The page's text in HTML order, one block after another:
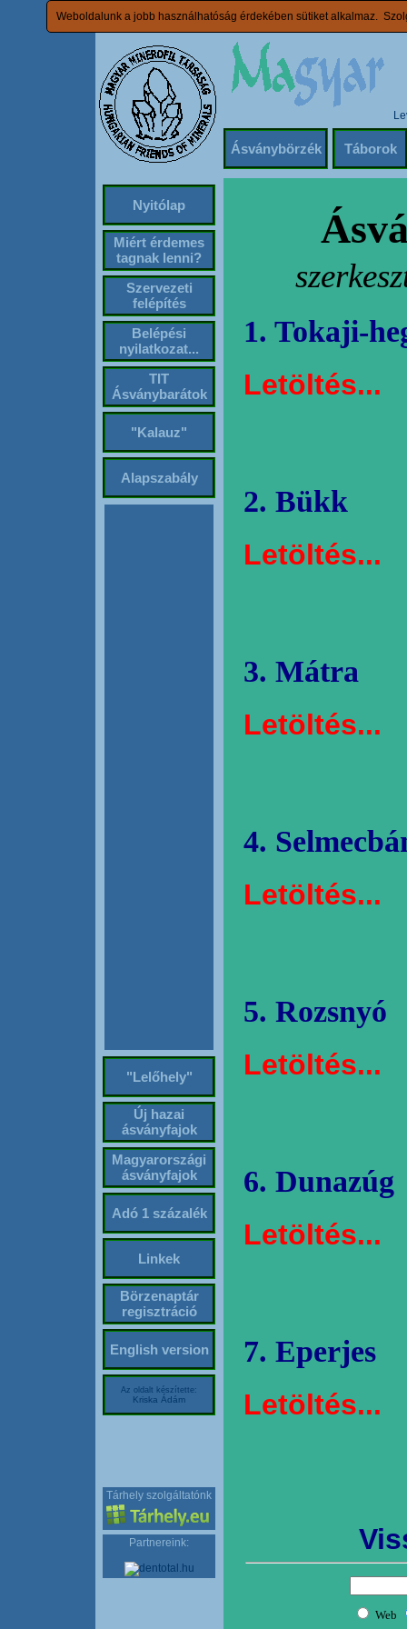
Weboldalunk a jobb használhatóság érdekében sütiket alkalmaz.
Ásványbörzék Táborok
Nyitólap
Miért érdemes
tagnak lenni?
Szervezeti
felépítés
Belépési
nyilatkozat...
TIT
Ásványbarátok
"Kalauz"
Alapszabály
"Lelőhely"
Új hazai
ásványfajok
Magyarországi
ásványfajok
Adó 1 százalék
Linkek
Börzenaptár
regisztráció
English version
Az oldalt készítette:
Kriska Ádám
Tárhely szolgáltatónk
Partnereink:
1. Tokaji-
Letöltés...
2. Bükk
Letöltés...
3. Mátra
Letöltés...
4.
Letöltés...
5. Rozsnyó
Letöltés...
6. Dunazúg
Letöltés...
7. Eperjes
Letöltés...